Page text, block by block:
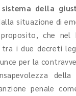
sistema della
situazione di
che nel
i due decreti
per la
della
penale